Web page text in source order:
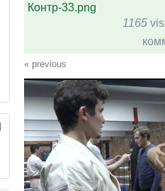
Контр-33.png
1165
« previous